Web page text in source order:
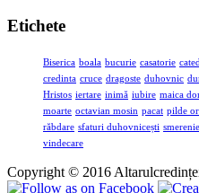
Etichete
Biserica boala bucurie casatorie
credinta cruce dragoste duhovnic
Hristos iertare inimă iubire maica
moarte octavian mosin pacat pilde
răbdare sfaturi duhovnicești smerenie
vindecare
Copyright © 2016